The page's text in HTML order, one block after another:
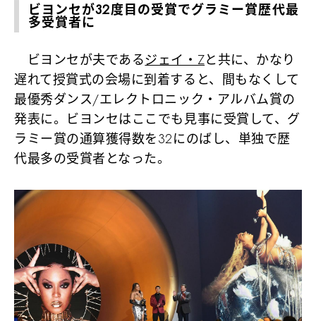
ビヨンセが32度目の受賞でグラミー賞歴代最
多受賞者に
ビヨンセが夫であるジェイ・Zと共に、かなり
遅れて授賞式の会場に到着すると、間もなくして
最優秀ダンス/エレクトロニック・アルバム賞の
発表に。ビヨンセはここでも見事に受賞して、グ
ラミー賞の通算獲得数を32にのばし、単独で歴
代最多の受賞者となった。